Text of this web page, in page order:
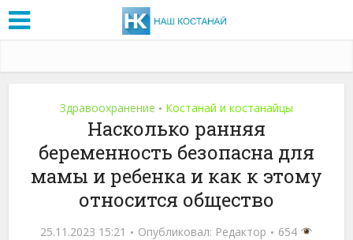
Здравоохранение • Костанай и костанайцы
Насколько ранняя
беременность безопасна для
мамы и ребенка и как к этому
относится общество
25.11.2023 15:21 Опубликовал: Редактор
654